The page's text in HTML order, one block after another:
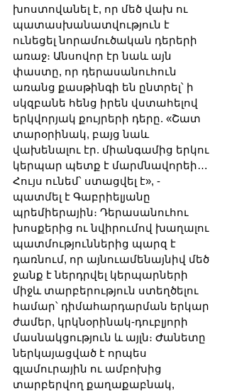
խոստովանել է, որ մեծ վախ ու
պատասխանատվություն է
ունեցել նորամուծական դերերի
առաջ։ Անսովոր էր նաև այն
փաստը, որ դերասանուհուն
առանց քասթինգի են ընտրել՝ ի
սկզբանե հենց իրեն վստահելով
երկվորյակ քույրերի դերը. «Շատ
տարօրինակ, բայց նաև
վախենալու էր. միանգամից երկու
կերպար պետք է մարմնավորեի…
Հույս ունեմ՝ ստացվել է», -
պատմել է Գաբրիելյանը
պրեմիերային։ Դերասանուհու
խոսքերից ու նվիրումով խաղալու
պատմություններից պարզ է
դառնում, որ այնուամենայնիվ մեծ
ջանք է ներդրվել կերպարների
միջև տարբերություն ստեղծելու
համար՝ դիմահարդարման երկար
ժամեր, կրկնօրինակ-դուբլյորի
մասնակցություն և այլն։ Ժանետը
ներկայացված է որպես
գլամուրային ու ամբոխից
տարբերվող քաղաքաբնակ,